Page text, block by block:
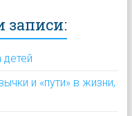
записи:
детей
и «пути» в жизни,